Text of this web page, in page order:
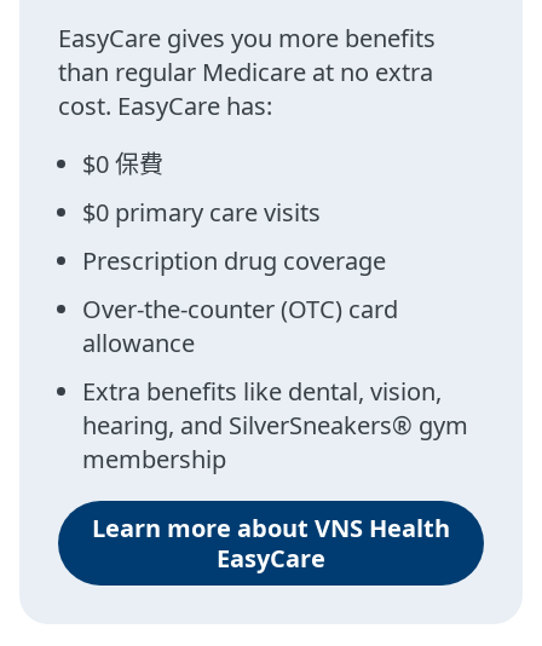
EasyCare gives you more benefits
than regular Medicare at no extra
cost. EasyCare has:
$0 保費
$0 primary care visits
Prescription drug coverage
Over-the-counter (OTC) card
allowance
Extra benefits like dental, vision,
hearing, and SilverSneakers® gym
membership
Learn more about VNS Health
EasyCare